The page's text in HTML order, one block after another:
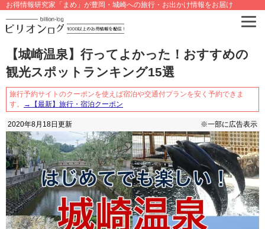
お得情報研究家「まめ」が豊岡・城崎への旅行・お出かけ情報をお届け
【城崎温泉】行ってよかった！おすすめの
観光スポットランキング15選
旅行予約サイトのクーポンを使えば宿泊や交通付プランを安く予約できま
す。
→【最新】旅行・宿泊クーポン
2020年8月18日 更新 ※一部に広告表示